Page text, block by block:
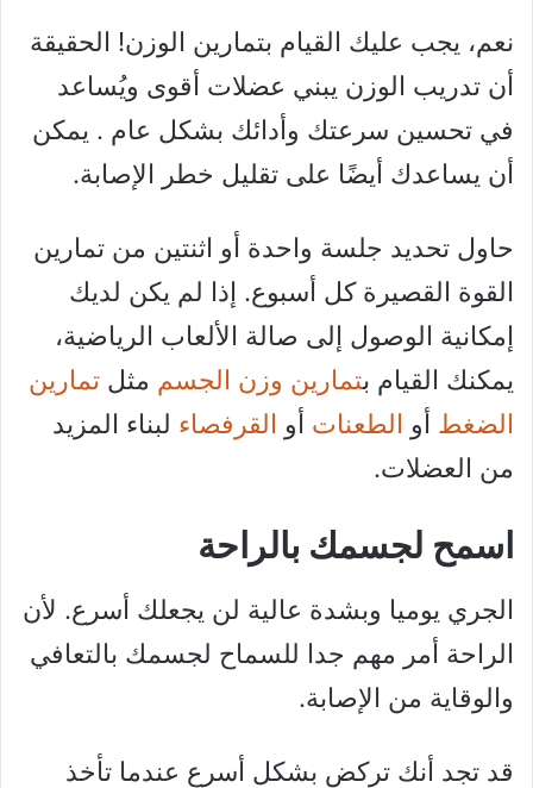
نعم، يجب عليك القيام بتمارين الوزن! الحقيقة
أن تدريب الوزن يبني عضلات أقوى ويُساعد
في تحسين سرعتك وأدائك بشكل عام . يمكن
أن يساعدك أيضًا على تقليل خطر الإصابة.
حاول تحديد جلسة واحدة أو اثنتين من تمارين
القوة القصيرة كل أسبوع. إذا لم يكن لديك
إمكانية الوصول إلى صالة الألعاب الرياضية،
يمكنك القيام بتمارين وزن الجسم مثل تمارين
الضغط أو الطعنات أو القرفصاء لبناء المزيد
من العضلات.
اسمح لجسمك بالراحة
الجري يوميا وبشدة عالية لن يجعلك أسرع. لأن
الراحة أمر مهم جدا للسماح لجسمك بالتعافي
والوقاية من الإصابة.
قد تجد أنك تركض بشكل أسرع عندما تأخذ